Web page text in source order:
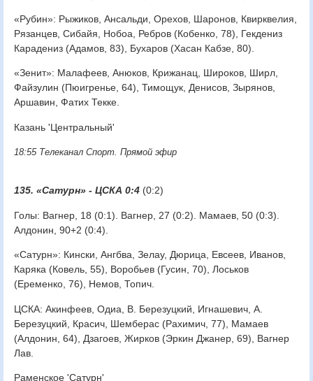
«Рубин»: Рыжиков, Ансальди, Орехов, Шаронов, Квирквелия,
Рязанцев, Сибайя, Нобоа, Ребров (Кобенко, 78), Гекдениз
Карадениз (Адамов, 83), Бухаров (Хасан Кабзе, 80).
«Зенит»: Малафеев, Анюков, Крижанац, Широков, Ширл,
Файзулин (Пюигренье, 64), Тимощук, Денисов, Зырянов,
Аршавин, Фатих Текке.
Казань 'Центральный'
18:55 Телеканал Спорт. Прямой эфир
135. «Сатурн» - ЦСКА 0:4 (0:2)
Голы: Вагнер, 18 (0:1). Вагнер, 27 (0:2). Мамаев, 50 (0:3).
Алдонин, 90+2 (0:4).
«Сатурн»: Кински, Ангбва, Зелау, Дюрица, Евсеев, Иванов,
Каряка (Ковель, 55), Воробьев (Гусин, 70), Лоськов
(Еременко, 76), Немов, Топич.
ЦСКА: Акинфеев, Одиа, В. Березуцкий, Игнашевич, А.
Березуцкий, Красич, Шемберас (Рахимич, 77), Мамаев
(Алдонин, 64), Дзагоев, Жирков (Эркин Джанер, 69), Вагнер
Лав.
Раменское 'Сатурн'